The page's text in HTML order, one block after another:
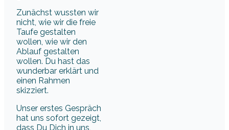
Zunächst wussten wir
nicht, wie wir die freie
Taufe gestalten
wollen, wie wir den
Ablauf gestalten
wollen. Du hast das
wunderbar erklärt und
einen Rahmen
skizziert.
Unser erstes Gespräch
hat uns sofort gezeigt,
dass Du Dich in uns,